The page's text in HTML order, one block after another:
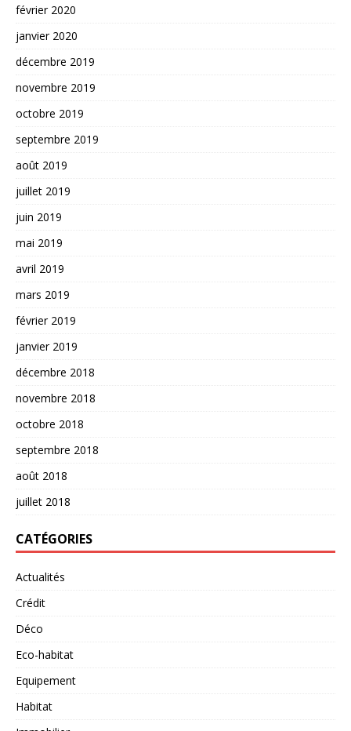
février 2020
janvier 2020
décembre 2019
novembre 2019
octobre 2019
septembre 2019
août 2019
juillet 2019
juin 2019
mai 2019
avril 2019
mars 2019
février 2019
janvier 2019
décembre 2018
novembre 2018
octobre 2018
septembre 2018
août 2018
juillet 2018
CATÉGORIES
Actualités
Crédit
Déco
Eco-habitat
Equipement
Habitat